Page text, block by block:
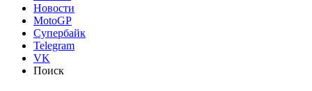
Новости
MotoGP
Супербайк
Telegram
VK
Поиск